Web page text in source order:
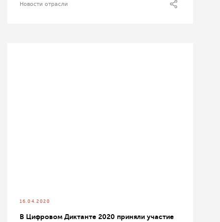
Новости отрасли
16.04.2020
В Цифровом Диктанте 2020 приняли участие